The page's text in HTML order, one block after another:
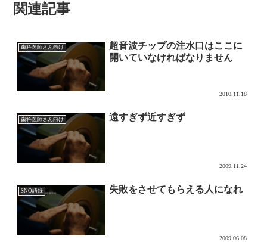
関連記事
歯科医師さん向け
超音波チップの注水口はここに
開いていなければなりません
2010.11.18
歯科医師さん向け 遠すぎず近すぎず
2009.11.24
SNO語録 失敗をさせてもらえる人になれ
2009.06.08